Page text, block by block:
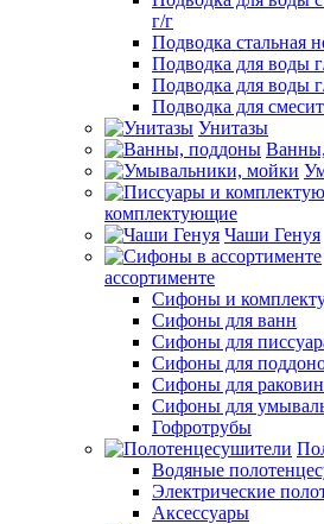
г/г
Подводка стальная
Подводка для воды
Подводка для воды
Подводка для
Унитазы
комплектующие
Чаши Генуя
ассортименте
Сифоны и
Сифоны для ванн
Сифоны для
Сифоны для
Сифоны для
Сифоны для
Гофротрубы
Водяные
Электрические
Аксессуары